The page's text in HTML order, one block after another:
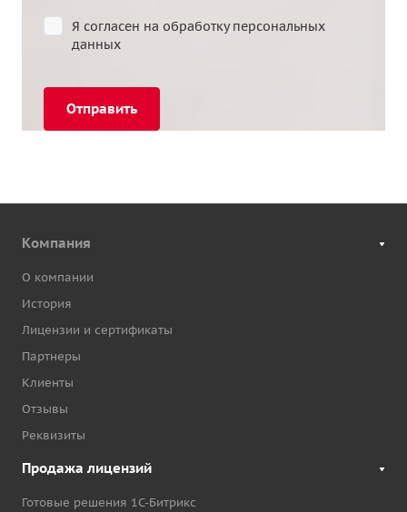
Я согласен на обработку персональных
данных
Отправить
Компания
О компании
История
Лицензии и сертификаты
Партнеры
Клиенты
Отзывы
Реквизиты
Продажа лицензий
Готовые решения 1С-Битрикс